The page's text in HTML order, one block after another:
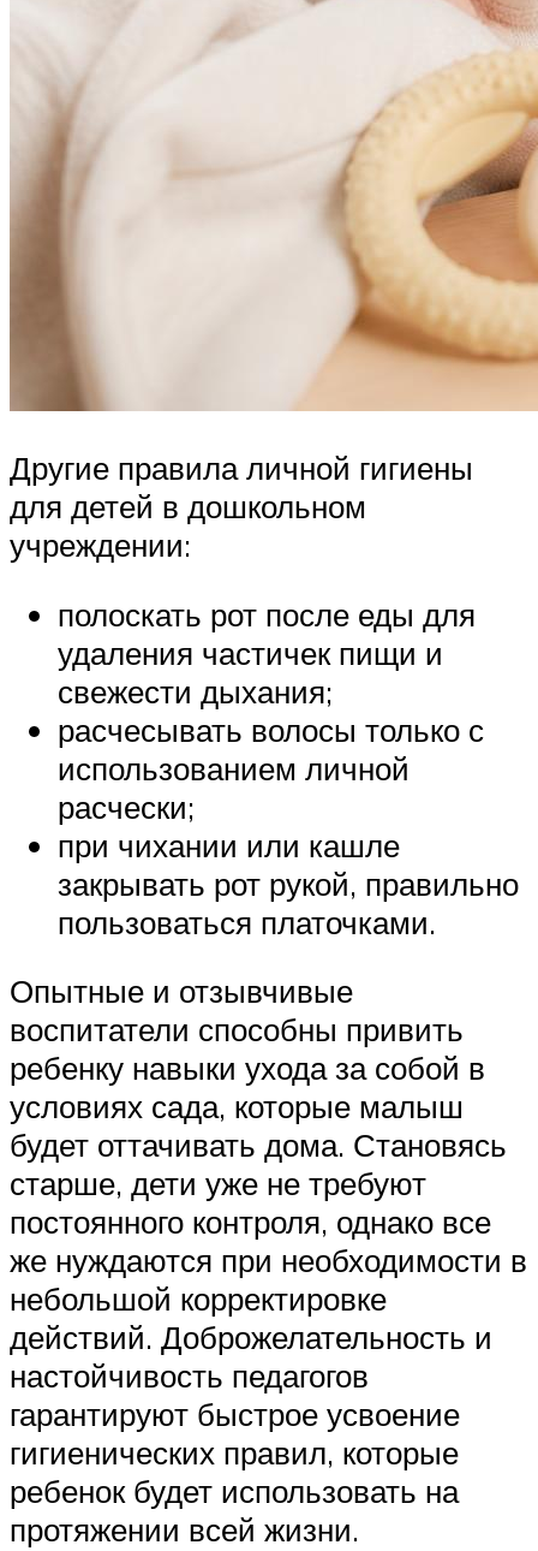
Другие правила личной гигиены
для детей в дошкольном
учреждении:
полоскать рот после еды для
удаления частичек пищи и
свежести дыхания;
расчесывать волосы только с
использованием личной
расчески;
при чихании или кашле
закрывать рот рукой, правильно
пользоваться платочками.
Опытные и отзывчивые
воспитатели способны привить
ребенку навыки ухода за собой в
условиях сада, которые малыш
будет оттачивать дома. Становясь
старше, дети уже не требуют
постоянного контроля, однако все
же нуждаются при необходимости в
небольшой корректировке
действий. Доброжелательность и
настойчивость педагогов
гарантируют быстрое усвоение
гигиенических правил, которые
ребенок будет использовать на
протяжении всей жизни.